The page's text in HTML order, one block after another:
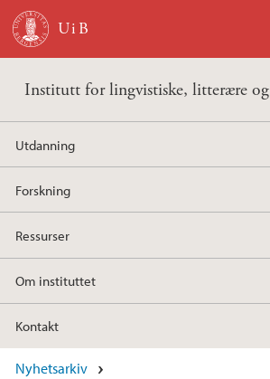
Hopp til hovedinnhold
Institutt for lingvistiske, litterære og
Utdanning
Forskning
Ressurser
Om instituttet
Kontakt
Nyhetsarkiv